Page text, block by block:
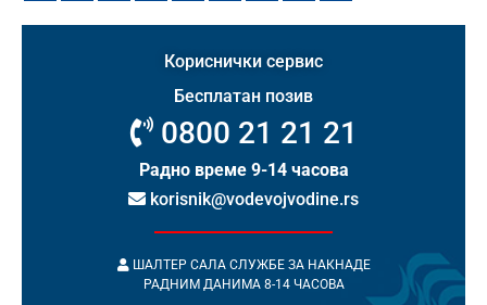
Кориснички сервис
Бесплатан позив
0800 21 21 21
Радно време 9-14 часова
korisnik@vodevojvodine.rs
ШАЛТЕР САЛА СЛУЖБЕ ЗА НАКНАДЕ
РАДНИМ ДАНИМА 8-14 ЧАСОВА